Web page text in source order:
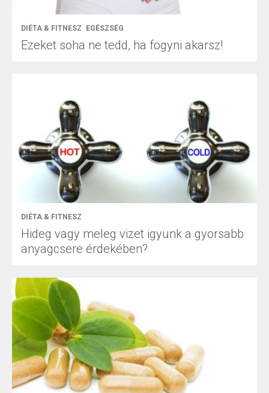
DIÉTA & FITNESZ EGÉSZSÉG
Ezeket soha ne tedd, ha fogyni akarsz!
DIÉTA & FITNESZ
Hideg vagy meleg vizet igyunk a gyorsabb
anyagcsere érdekében?